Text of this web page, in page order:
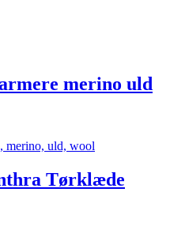
merino uld
Tørklæde